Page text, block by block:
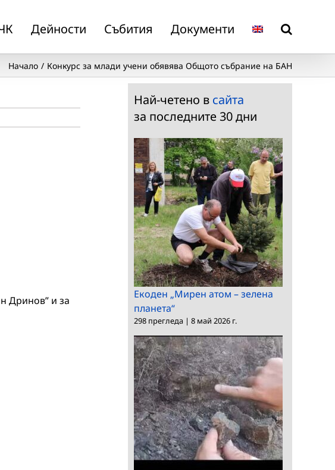
Дейности Събития Документи
Начало Конкурс за млади учени обявява Общото събрание на БАН
Дринов” и за
Най-четено в сайта
за последните 30 дни
Екоден „Мирен атом – зелена
планета“
298 прегледа | 8 май 2026 г.